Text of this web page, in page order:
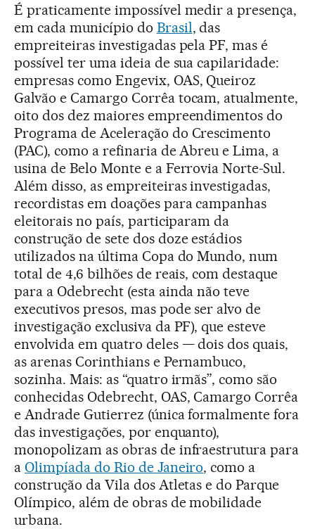
É praticamente impossível medir a presença,
em cada município do Brasil, das
empreiteiras investigadas pela PF, mas é
possível ter uma ideia de sua capilaridade:
empresas como Engevix, OAS, Queiroz
Galvão e Camargo Corrêa tocam, atualmente,
oito dos dez maiores empreendimentos do
Programa de Aceleração do Crescimento
(PAC), como a refinaria de Abreu e Lima, a
usina de Belo Monte e a Ferrovia Norte-Sul.
Além disso, as empreiteiras investigadas,
recordistas em doações para campanhas
eleitorais no país, participaram da
construção de sete dos doze estádios
utilizados na última Copa do Mundo, num
total de 4,6 bilhões de reais, com destaque
para a Odebrecht (esta ainda não teve
executivos presos, mas pode ser alvo de
investigação exclusiva da PF), que esteve
envolvida em quatro deles — dois dos quais,
as arenas Corinthians e Pernambuco,
sozinha. Mais: as “quatro irmãs”, como são
conhecidas Odebrecht, OAS, Camargo Corrêa
e Andrade Gutierrez (única formalmente fora
das investigações, por enquanto),
monopolizam as obras de infraestrutura para
a Olimpíada do Rio de Janeiro, como a
construção da Vila dos Atletas e do Parque
Olímpico, além de obras de mobilidade
urbana.